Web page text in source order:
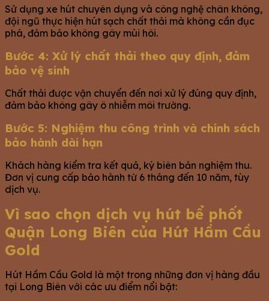
Sử dụng xe hút chuyên dụng và công nghệ chân không,
đội ngũ thực hiện hút sạch chất thải mà không cần đục
phá, đảm bảo không gây mùi hôi.
Bước 4: Xử lý chất thải theo quy định, đảm
bảo vệ sinh
Chất thải được vận chuyển đến nơi xử lý đúng quy định,
đảm bảo không gây ô nhiễm môi trường.
Bước 5: Nghiệm thu công trình và chính sách
bảo hành dài hạn
Khách hàng kiểm tra kết quả, ký biên bản nghiệm thu.
Đơn vị cung cấp bảo hành từ 6 tháng đến 10 năm, tùy
dịch vụ.
Vì sao chọn dịch vụ hút bể phốt
Quận Long Biên của Hút Hầm Cầu
Gold
Hút Hầm Cầu Gold là một trong những đơn vị hàng đầu
tại Long Biên với các ưu điểm nổi bật: